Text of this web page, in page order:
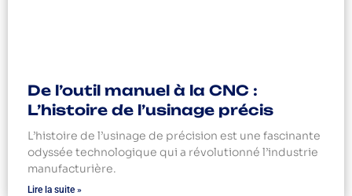
De l’outil manuel à la CNC :
L’histoire de l’usinage précis
L’histoire de l’usinage de précision est une fascinante
odyssée technologique qui a révolutionné l’industrie
manufacturière.
Lire la suite »